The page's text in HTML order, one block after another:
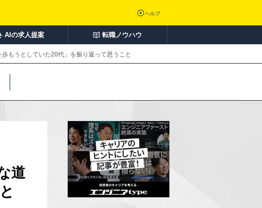
ヘルプ
AIの求人提案 転職ノウハウ
もうとしていた20代」を振り返って思うこと
道